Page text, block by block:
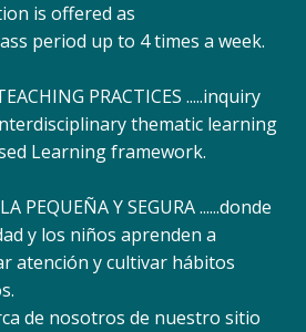
is offered as
period up to 4 times a week.
PRACTICES .....inquiry
thematic learning
Learning framework.
PEQUEÑA Y SEGURA ......donde
y los niños aprenden a
atención y cultivar hábitos
de nosotros de nuestro sitio